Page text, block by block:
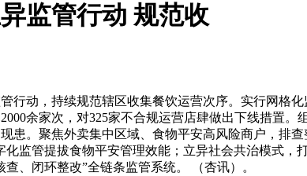
监管行动 规范收
动，持续规范辖区收集餐饮运营次序。实行网格
余家次，对325家不合规运营店肆做出下线措置
患。聚焦外卖集中区域、食物平安高风险商户，排
监管提拔食物平安管理效能；立异社会共治模式
、闭环整改”全链条监管系统。 （杏讯）。